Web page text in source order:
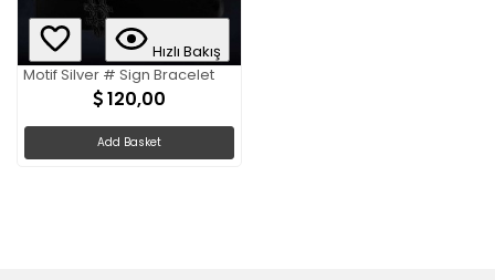
Hızlı Bakış
Motif Silver # Sign Bracelet
120,00
Add Basket